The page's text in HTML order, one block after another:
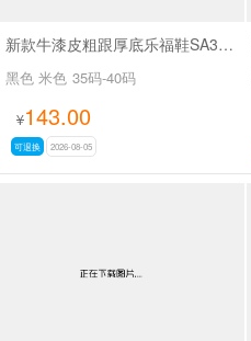
新款牛漆皮粗跟厚底乐福鞋SA3071
黑色 米色 35码-40码
¥143.00
可退换 2026-08-05